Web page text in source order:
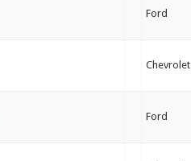
Ford
Chevrolet
Ford